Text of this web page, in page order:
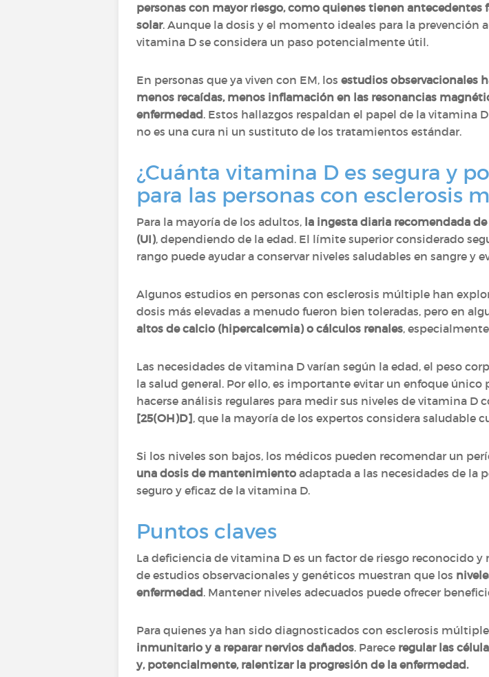
personas con mayor riesgo, como quienes tienen
solar. Aunque la dosis y el momento ideales para la prevención
vitamina D se considera un paso potencialmente útil.
En personas que ya viven con EM, los estudios observacionales
menos recaídas, menos inflamación en las resonancias
enfermedad. Estos hallazgos respaldan el papel de la vitamina
no es una cura ni un sustituto de los tratamientos estándar.
¿Cuánta vitamina D es segura y
para las personas con esclerosis
Para la mayoría de los adultos, la ingesta diaria recomendada
(UI), dependiendo de la edad. El límite superior considerado
rango puede ayudar a conservar niveles saludables en sangre y
Algunos estudios en personas con esclerosis múltiple han
dosis más elevadas a menudo fueron bien toleradas, pero en
altos de calcio (hipercalcemia) o cálculos renales,
Las necesidades de vitamina D varían según la edad, el peso
la salud general. Por ello, es importante evitar un enfoque
hacerse análisis regulares para medir sus niveles de vitamina D
[25(OH)D], que la mayoría de los expertos considera saludable
Si los niveles son bajos, los médicos pueden recomendar un
una dosis de mantenimiento adaptada a las necesidades de la
seguro y eficaz de la vitamina D.
Puntos claves
La deficiencia de vitamina D es un factor de riesgo reconocido
de estudios observacionales y genéticos muestran que los
enfermedad. Mantener niveles adecuados puede ofrecer
Para quienes ya han sido diagnosticados con esclerosis
inmunitario y a reparar nervios dañados. Parece regular las
y, potencialmente, ralentizar la progresión de la enfermedad.